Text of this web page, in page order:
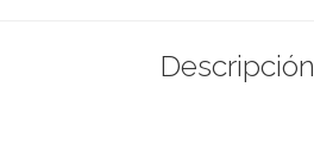
Descripción